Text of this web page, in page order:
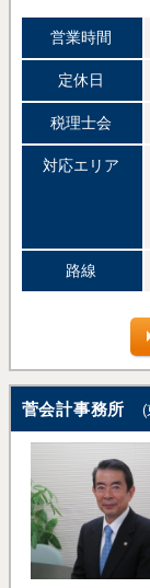
営業時間
定休日
税理士会
対応エリア
路線
菅会計事務所 (